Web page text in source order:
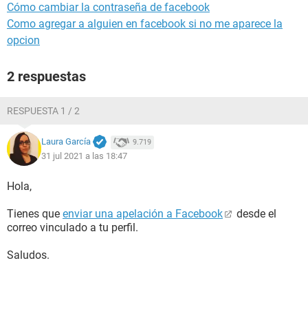
Cómo cambiar la contraseña de facebook
Como agregar a alguien en facebook si no me aparece la
opcion
2 respuestas
RESPUESTA 1 / 2
Laura García 9.719
31 jul 2021 a las 18:47
Hola,
Tienes que enviar una apelación a Facebook
desde el
correo vinculado a tu perfil.
Saludos.